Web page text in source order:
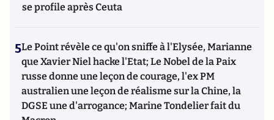
se profile après Ceuta
5Le Point révèle ce qu'on sniffe à l'Elysée, Marianne
que Xavier Niel hacke l'Etat; Le Nobel de la Paix
russe donne une leçon de courage, l'ex PM
australien une leçon de réalisme sur la Chine, la
DGSE une d'arrogance; Marine Tondelier fait du